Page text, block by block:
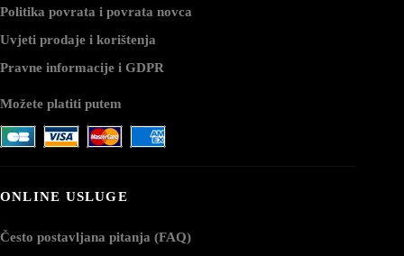
Politika povrata i povrata novca
Uvjeti prodaje i korištenja
Pravne informacije i GDPR
Možete platiti putem
ONLINE USLUGE
Često postavljana pitanja (FAQ)